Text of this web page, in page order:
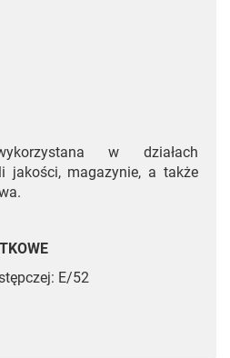
w działach
jakości, magazynie, a także
E/52